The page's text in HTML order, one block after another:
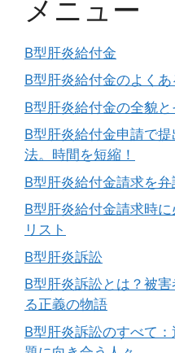
メニュー
B型肝炎給付金
B型肝炎給付金のよくあ
B型肝炎給付金の全貌
B型肝炎給付金申請で
法。時間を短縮！
B型肝炎給付金請求を
B型肝炎給付金請求時
リスト
B型肝炎訴訟
B型肝炎訴訟とは？被
る正義の物語
B型肝炎訴訟のすべて